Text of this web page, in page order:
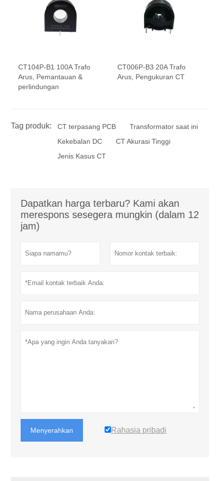
CT104P-B1 100A Trafo
Arus, Pemantauan &
perlindungan
CT006P-B3 20A Trafo
Arus, Pengukuran CT
Tag produk: CT terpasang PCB
Transformator saat ini
Kekebalan DC
CT Akurasi Tinggi
Jenis Kasus CT
Dapatkan harga terbaru? Kami akan
merespons sesegera mungkin (dalam 12
jam)
Menyerahkan Rahasia pribadi